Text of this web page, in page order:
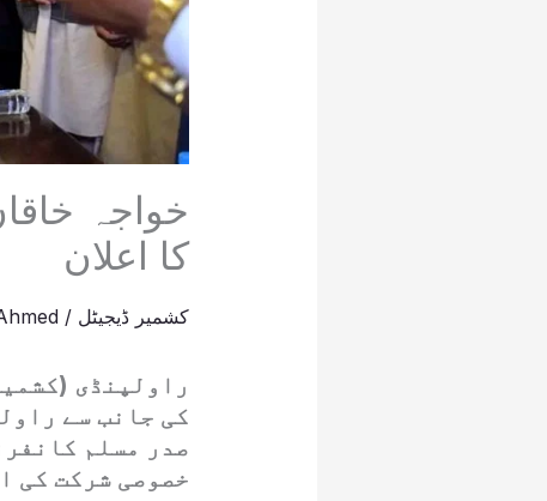
خواجہ
کا اعلان
کشمیر ڈیجیٹل /
راولپنڈی
کی جانب سے
صدر مسلم
خصوصی شرکت کی